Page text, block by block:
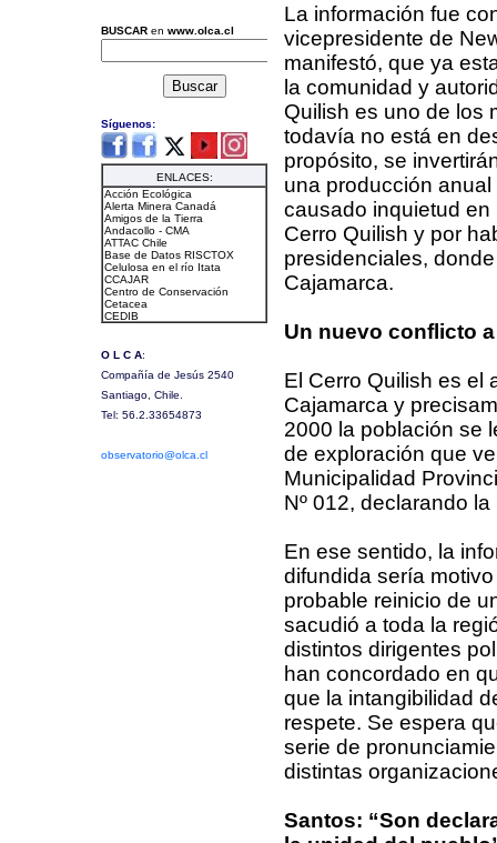
La información fue
vicepresidente de
manifestó, que ya
la comunidad y
Quilish es uno de los
todavía no está en
propósito, se
una producción
causado inquietud
Cerro Quilish y por
presidenciales,
Cajamarca.
Un nuevo conflicto
El Cerro Quilish es el
Cajamarca y
2000 la población se
de exploración que
Municipalidad
Nº 012, declarando
En ese sentido, la
difundida sería
probable reinicio de
sacudió a toda la
distintos dirigentes
han concordado en
que la intangibilidad
respete. Se espera
serie de
distintas
Santos: “Son